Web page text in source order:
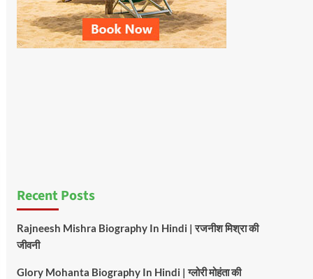
Recent Posts
Rajneesh Mishra Biography In Hindi | रजनीश मिश्रा की
जीवनी
Glory Mohanta Biography In Hindi | ग्लोरी मोहंता की